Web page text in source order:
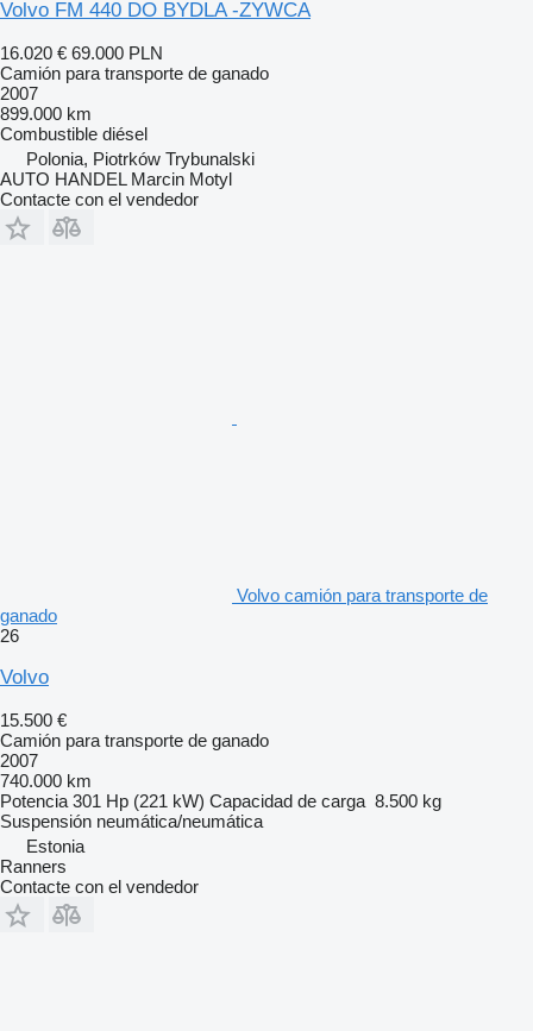
Volvo FM 440 DO BYDLA -ZYWCA
16.020 € 69.000 PLN
Camión para transporte de ganado
2007
899.000 km
Combustible diésel
Polonia, Piotrków Trybunalski
AUTO HANDEL Marcin Motyl
Contacte con el vendedor
Volvo camión para transporte de
ganado
26
Volvo
15.500 €
Camión para transporte de ganado
2007
740.000 km
Potencia 301 Hp (221 kW) Capacidad de carga 8.500 kg
Suspensión neumática/neumática
Estonia
Ranners
Contacte con el vendedor